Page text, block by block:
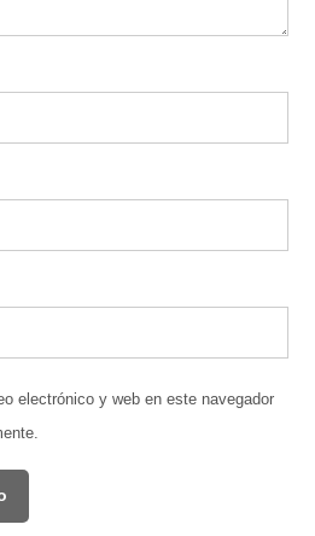
electrónico y web en este navegador